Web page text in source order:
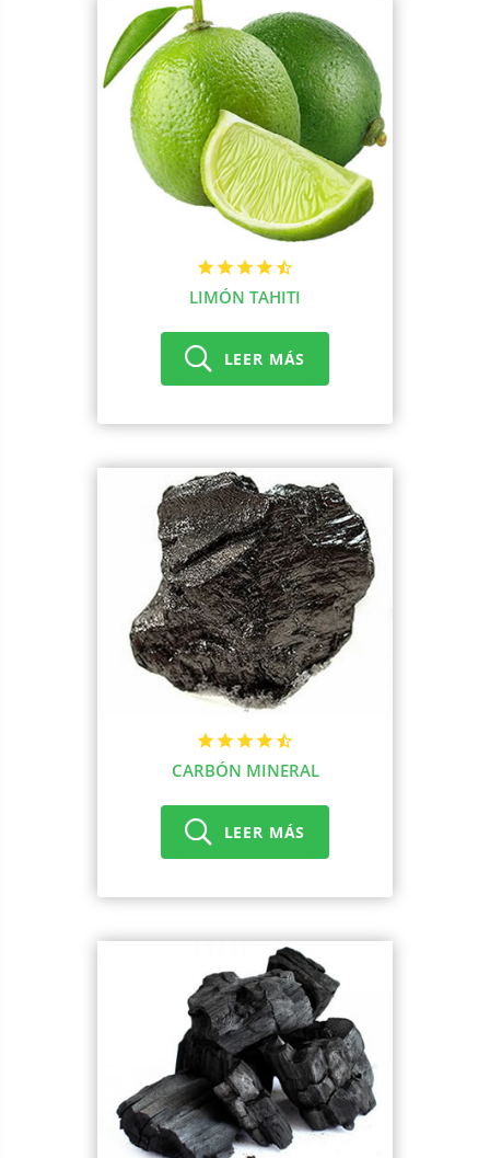
LIMÓN TAHITI
LEER MÁS
CARBÓN MINERAL
LEER MÁS